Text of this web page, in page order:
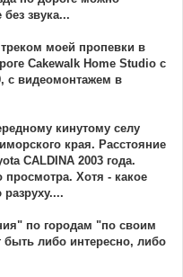
звука...
моей пропевки в
Cakewalk Home Studio с
с видеомонтажем в
кинутому селу
края. Расстояние
CALDINA 2003 года.
просмотра. Хотя - какое
по городам "по своим
либо интересно, либо